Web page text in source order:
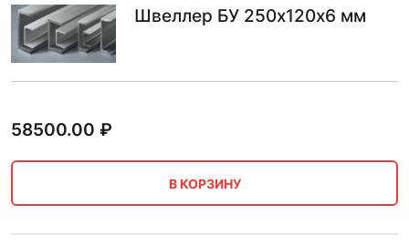
Швеллер БУ 250х120х6 мм
58500.00 ₽
В КОРЗИНУ